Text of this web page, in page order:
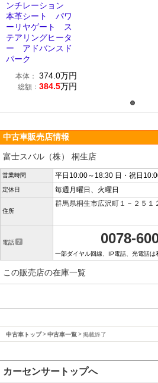
ンチレーション
本革シート パワ
ーリヤゲート ス
テアリングヒータ
ー アドバンスド
パーク
本体： 374.0万円
総額： 384.5万円
中古車販売店情報
富士スバル（株） 桐生店
営業時間 平日10:00～18:30 日・祝日
定休日 毎週月曜日、火曜日
住所
群馬県桐生市広沢町１－２５１
電話 0078-
一部ダイヤル回線、IP電話、光電話は
この販売店の在庫一覧
中古車トップ 中古車一覧 掲載終了
カーセンサートップへ